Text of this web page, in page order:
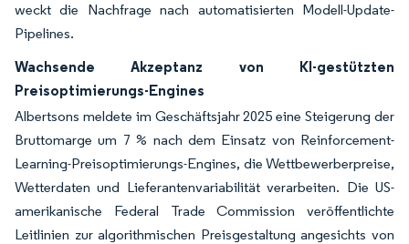
weckt die Nachfrage nach automatisierten Modell-Update-
Pipelines.
Wachsende Akzeptanz von KI-gestützten
Preisoptimierungs-Engines
Albertsons meldete im Geschäftsjahr 2025 eine Steigerung der
Bruttomarge um 7 % nach dem Einsatz von Reinforcement-
Learning-Preisoptimierungs-Engines, die Wettbewerberpreise,
Wetterdaten und Lieferantenvariabilität verarbeiten. Die US-
amerikanische Federal Trade Commission veröffentlichte
Leitlinien zur algorithmischen Preisgestaltung angesichts von